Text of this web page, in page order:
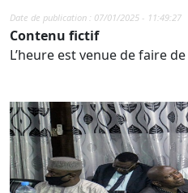
Date de publication : 07/01/2025 - 11:49:27
Contenu fictif
L’heure est venue de faire